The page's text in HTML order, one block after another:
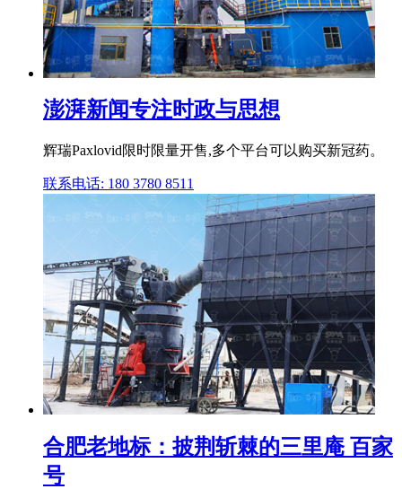
澎湃新闻专注时政与思想
辉瑞Paxlovid限时限量开售,多个平台可以购买新冠药。
联系电话: 180 3780 8511
合肥老地标：披荆斩棘的三里庵 百家
号